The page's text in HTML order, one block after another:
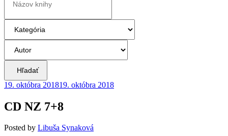
Hľadať
19. októbra 201819. októbra 2018
CD NZ 7+8
Posted by Libuša Synaková